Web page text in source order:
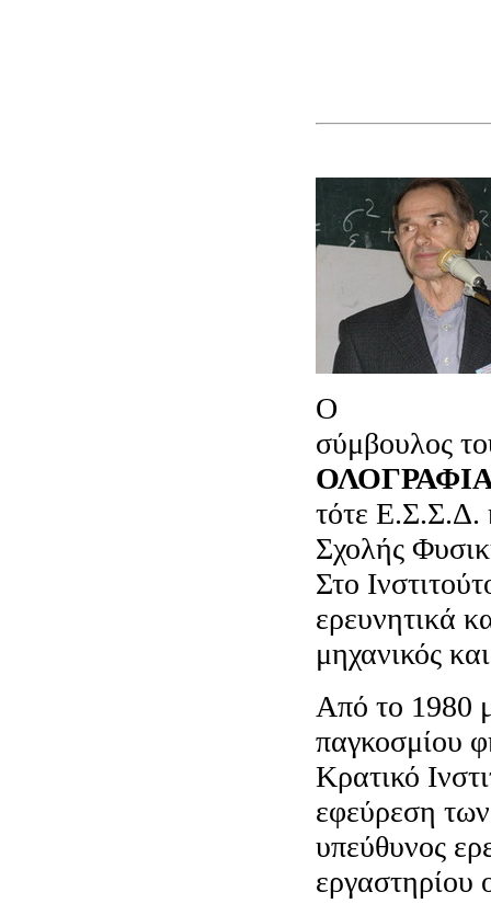
Ο
σύμβουλος
τότε Ε.Σ.Σ.Δ.
Σχολής
Στο
ερευνητικά
μηχανικός
Από το 1980
παγκοσμίου
Κρατικό
εφεύρεση
υπεύθυνος
εργαστηρίου